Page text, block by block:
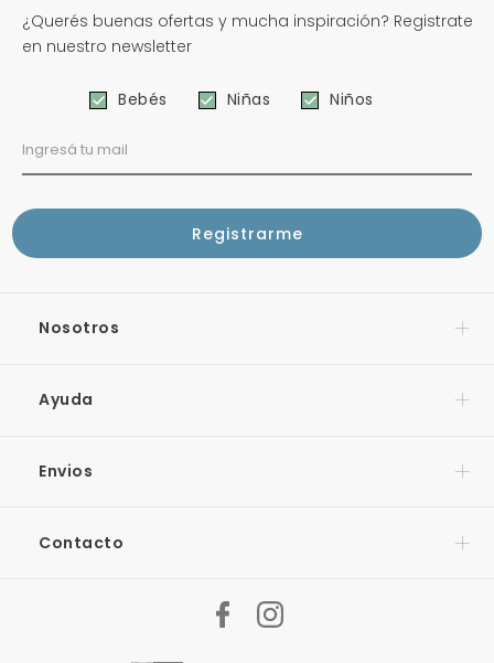
¿Querés buenas ofertas y mucha inspiración? Registrate
en nuestro newsletter
Bebés Niñas Niños
Nosotros
Ayuda
Envios
Contacto